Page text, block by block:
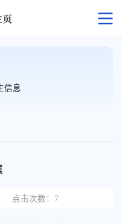
信息
点击次数： 7